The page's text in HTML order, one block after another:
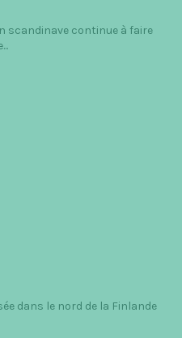
scandinave continue à faire
dans le nord de la Finlande